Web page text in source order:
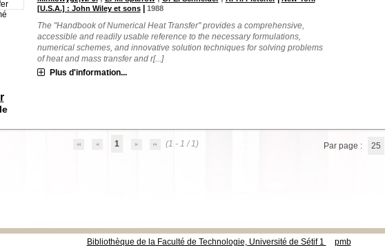
[U.S.A.] : John Wiley et sons| 1988
The "Handbook of Numerical Heat Transfer" provides a comprehensive,
accessible and readily usable reference to the necessary formulations,
numerical schemes, and innovative solution techniques for solving problems
of heat and mass transfer and r[...]
Plus d'information...
1 (1 - 1 / 1) Par page : 25
Bibliothèque de la Faculté de Technologie, Université de Sétif 1 pmb